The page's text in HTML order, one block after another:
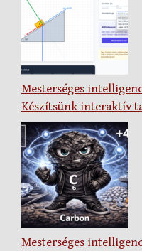
Mesterséges
Készítsünk interaktív
Mesterséges